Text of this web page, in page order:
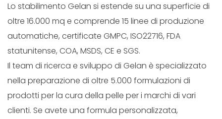
Lo stabilimento Gelan si estende su una superficie di
oltre 16.000 mq e comprende 15 linee di produzione
automatiche, certificate GMPC, ISO22716, FDA
statunitense, COA, MSDS, CE e SGS.
Il team di ricerca e sviluppo di Gelan è specializzato
nella preparazione di oltre 5.000 formulazioni di
prodotti per la cura della pelle per i marchi di vari
clienti. Se avete una formula personalizzata,